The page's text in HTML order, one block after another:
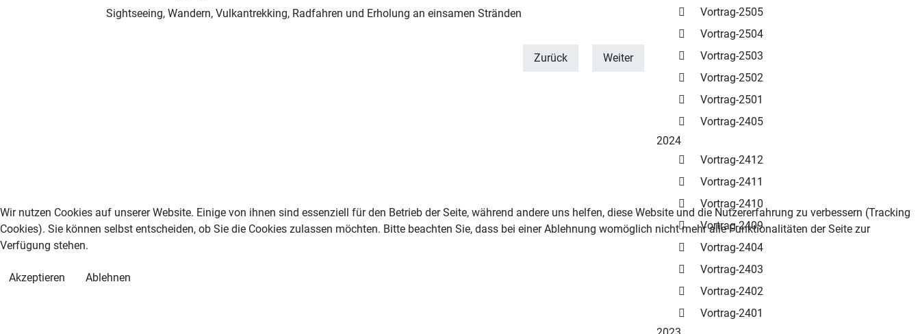
Sightseeing, Wandern, Vulkantrekking, Radfahren und Erholung an einsamen Stränden
Zurück Weiter
Vortrag-2505
Vortrag-2504
Vortrag-2503
Vortrag-2502
Vortrag-2501
Vortrag-2405
2024
Vortrag-2412
Vortrag-2411
Vortrag-2410
Vortrag-2409
Vortrag-2404
Vortrag-2403
Vortrag-2402
Vortrag-2401
Wir nutzen Cookies auf unserer Website. Einige von ihnen sind essenziell für den Betrieb der Seite, während andere uns helfen, diese Website und die Nutzererfahrung zu verbessern (Tracking
Cookies). Sie können selbst entscheiden, ob Sie die Cookies zulassen möchten. Bitte beachten Sie, dass bei einer Ablehnung womöglich nicht mehr alle Funktionalitäten der Seite zur
Verfügung stehen.
Akzeptieren Ablehnen